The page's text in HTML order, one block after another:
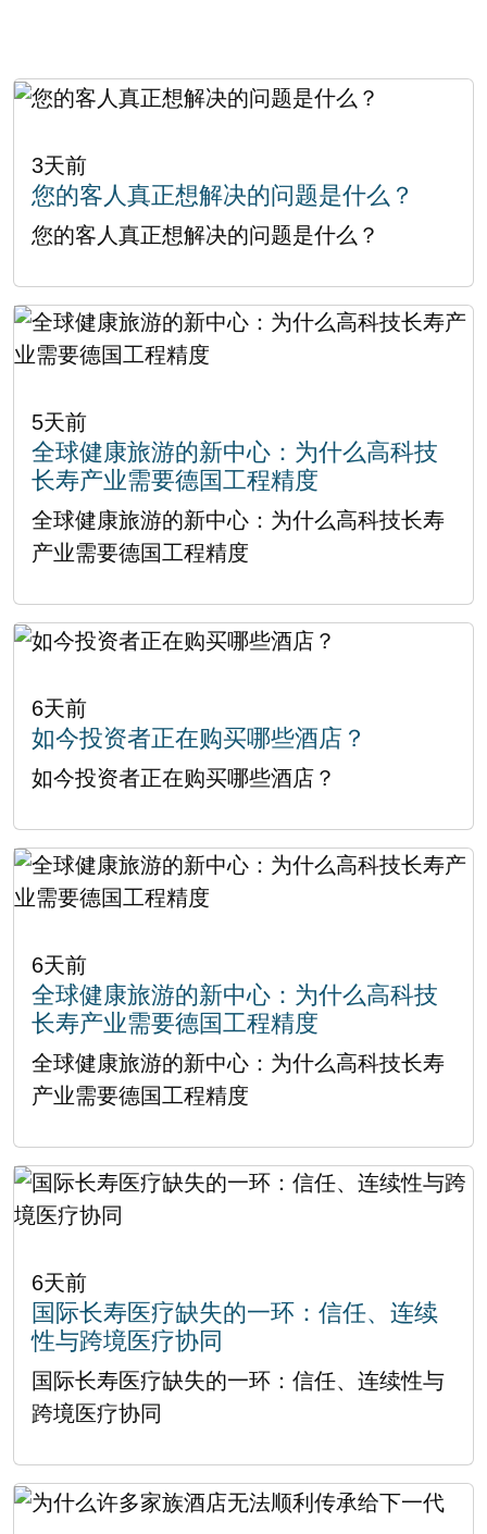
3天前
您的客人真正想解决的问题是什么？
您的客人真正想解决的问题是什么？
5天前
全球健康旅游的新中心：为什么高科技
长寿产业需要德国工程精度
全球健康旅游的新中心：为什么高科技长寿
产业需要德国工程精度
6天前
如今投资者正在购买哪些酒店？
如今投资者正在购买哪些酒店？
6天前
全球健康旅游的新中心：为什么高科技
长寿产业需要德国工程精度
全球健康旅游的新中心：为什么高科技长寿
产业需要德国工程精度
6天前
国际长寿医疗缺失的一环：信任、连续
性与跨境医疗协同
国际长寿医疗缺失的一环：信任、连续性与
跨境医疗协同